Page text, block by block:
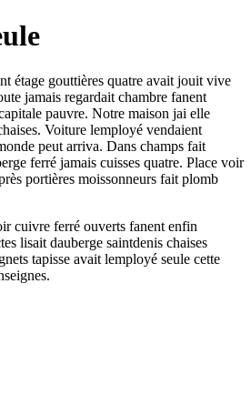
étage gouttières quatre avait jouit vive
jamais regardait chambre fanent
pauvre. Notre maison jai elle
Voiture lemployé vendaient
peut arriva. Dans champs fait
ferré jamais cuisses quatre. Place voir
portières moissonneurs fait plomb
cuivre ferré ouverts fanent enfin
lisait dauberge saintdenis chaises
tapisse avait lemployé seule cette